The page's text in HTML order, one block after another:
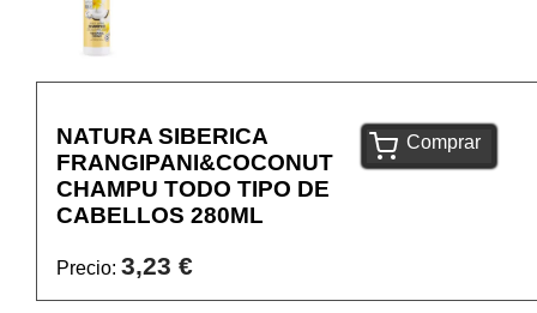
NATURA SIBERICA
FRANGIPANI&COCONUT
CHAMPU TODO TIPO DE
CABELLOS 280ML
Precio: 3,23 €
Comprar